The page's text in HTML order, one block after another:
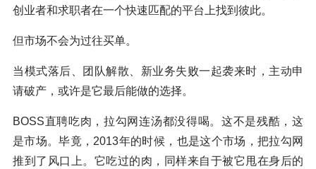
创业者和求职者在一个快速匹配的平台上找到彼此。
但市场不会为过往买单。
当模式落后、团队解散、新业务失败一起袭来时，主动申
请破产，或许是它最后能做的选择。
BOSS直聘吃肉，拉勾网连汤都没得喝。这不是残酷，这
是市场。毕竟，2013年的时候，也是这个市场，把拉勾网
推到了风口上。它吃过的肉，同样来自于被它甩在身后的